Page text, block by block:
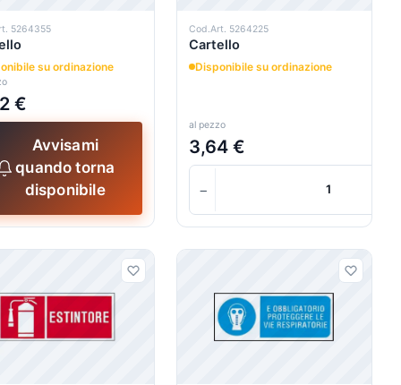
5264355
su ordinazione
€
Avvisami
quando torna
disponibile
Cod.Art. 5264225
Cartello
Disponibile su ordinazione
al pezzo
3,64 €
−